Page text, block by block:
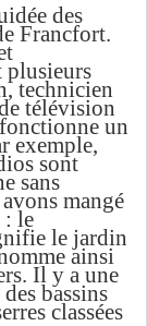
des
Francfort.
plusieurs
technicien
télévision
un
exemple,
sont
sans
mangé
: le
le jardin
ainsi
Il y a une
bassins
classées